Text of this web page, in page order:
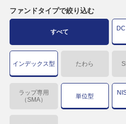
ファンドタイプで絞り込む
すべて
インデックス型 たわら
ラップ専用
（SMA）
単位型